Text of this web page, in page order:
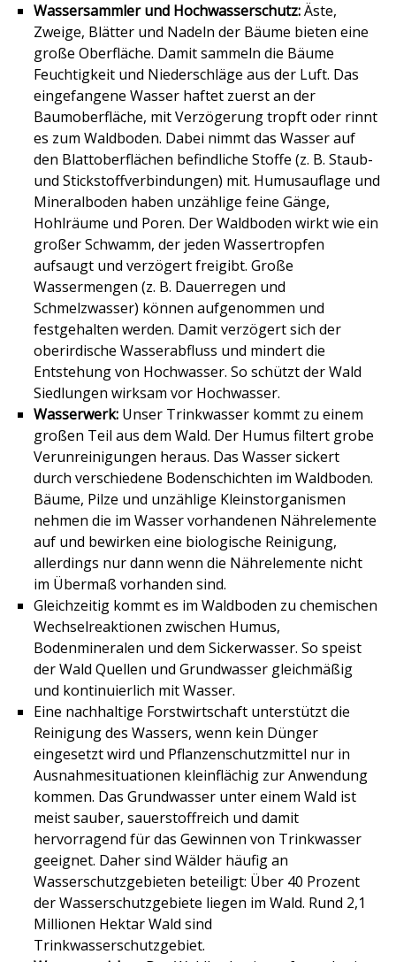
Wassersammler und Hochwasserschutz:Äste,
Zweige, Blätter und Nadeln der Bäume bieten eine
große Oberfläche. Damit sammeln die Bäume
Feuchtigkeit und Niederschläge aus der Luft. Das
eingefangene Wasser haftet zuerst an der
Baumoberfläche, mit Verzögerung tropft oder rinnt
es zum Waldboden. Dabei nimmt das Wasser auf
den Blattoberflächen befindliche Stoffe (z. B. Staub-
und Stickstoffverbindungen) mit. Humusauflage und
Mineralboden haben unzählige feine Gänge,
Hohlräume und Poren. Der Waldboden wirkt wie ein
großer Schwamm, der jeden Wassertropfen
aufsaugt und verzögert freigibt. Große
Wassermengen (z. B. Dauerregen und
Schmelzwasser) können aufgenommen und
festgehalten werden. Damit verzögert sich der
oberirdische Wasserabfluss und mindert die
Entstehung von Hochwasser. So schützt der Wald
Siedlungen wirksam vor Hochwasser.
Wasserwerk: Unser Trinkwasser kommt zu einem
großen Teil aus dem Wald. Der Humus filtert grobe
Verunreinigungen heraus. Das Wasser sickert
durch verschiedene Bodenschichten im Waldboden.
Bäume, Pilze und unzählige Kleinstorganismen
nehmen die im Wasser vorhandenen Nährelemente
auf und bewirken eine biologische Reinigung,
allerdings nur dann wenn die Nährelemente nicht
im Übermaß vorhanden sind.
Gleichzeitig kommt es im Waldboden zu chemischen
Wechselreaktionen zwischen Humus,
Bodenmineralen und dem Sickerwasser. So speist
der Wald Quellen und Grundwasser gleichmäßig
und kontinuierlich mit Wasser.
Eine nachhaltige Forstwirtschaft unterstützt die
Reinigung des Wassers, wenn kein Dünger
eingesetzt wird und Pflanzenschutzmittel nur in
Ausnahmesituationen kleinflächig zur Anwendung
kommen. Das Grundwasser unter einem Wald ist
meist sauber, sauerstoffreich und damit
hervorragend für das Gewinnen von Trinkwasser
geeignet. Daher sind Wälder häufig an
Wasserschutzgebieten beteiligt: Über 40 Prozent
der Wasserschutzgebiete liegen im Wald. Rund 2,1
Millionen Hektar Wald sind
Trinkwasserschutzgebiet.